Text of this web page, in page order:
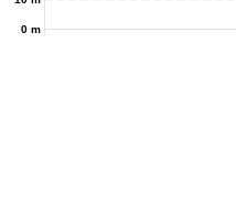
0 m